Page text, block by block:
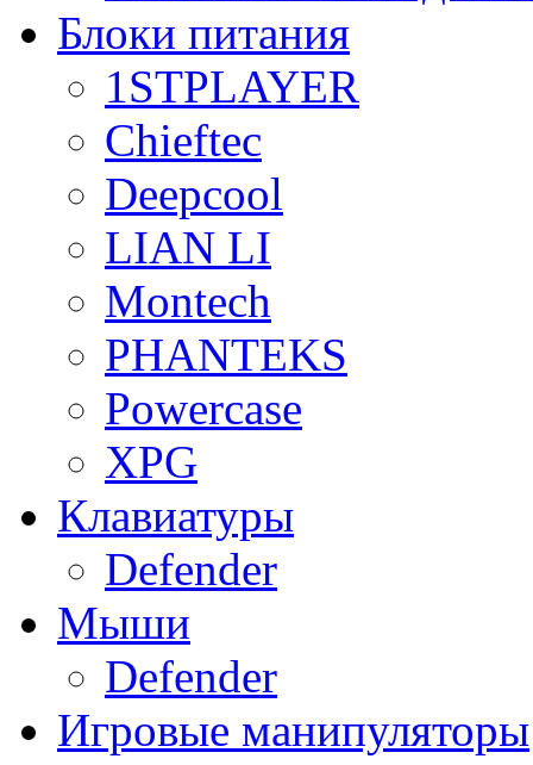
Блоки питания
1STPLAYER
Chieftec
Deepcool
LIAN LI
Montech
PHANTEKS
Powercase
XPG
Клавиатуры
Defender
Мыши
Defender
Игровые манипуляторы